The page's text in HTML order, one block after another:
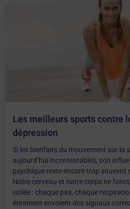
Les meilleurs sports contre
dépression
Si les bienfaits du mouvement sur la
aujourd’hui incontestables, son
psychique reste encore trop souvent
Notre cerveau et notre corps ne
isolée : chaque pas, chaque
étirement envoient des signaux